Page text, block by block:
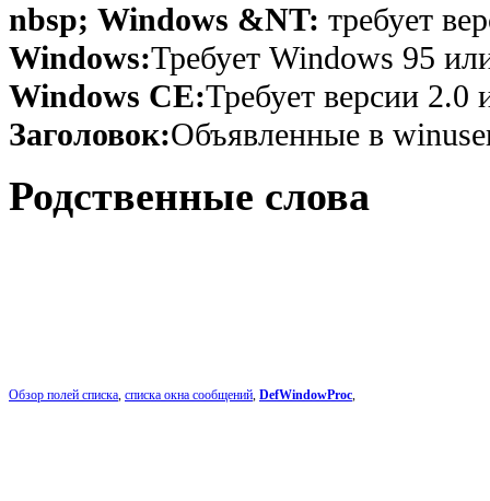
nbsp; Windows &NT: требует
Windows:Требует Windows 95
Windows CE:Требует версии 2.0
Заголовок:Объявленные в
Родственные слова
Обзор полей списка списка окна сообщений DefWindowProc